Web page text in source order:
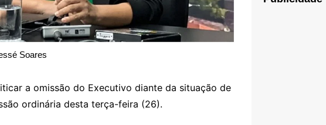
Soares
a omissão do Executivo diante da situação de
ordinária desta terça-feira (26).